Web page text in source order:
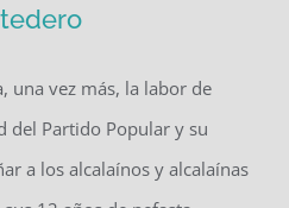
mejor callado
al vertedero
una vez más, la labor de
del Partido Popular y su
a los alcalaínos y alcalaínas